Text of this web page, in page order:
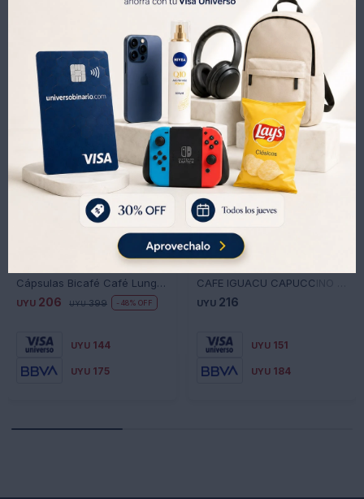
Productos que te pueden interesar
Cápsulas Bicafé Café Lungo Compatible Dolce Gusto
UYU 206 UYU 399 48
UYU 144
UYU 175
UYU 216
UYU 151
UYU 184